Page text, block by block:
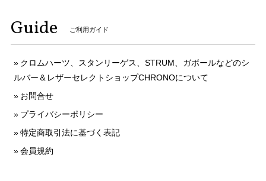
Guide ご利用ガイド
クロムハーツ、スタンリーゲス、STRUM、ガボールなどのシ
ルバー＆レザーセレクトショップCHRONOについて
お問合せ
プライバシーポリシー
特定商取引法に基づく表記
会員規約